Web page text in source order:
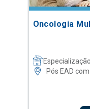
Oncologia
Pós EAD